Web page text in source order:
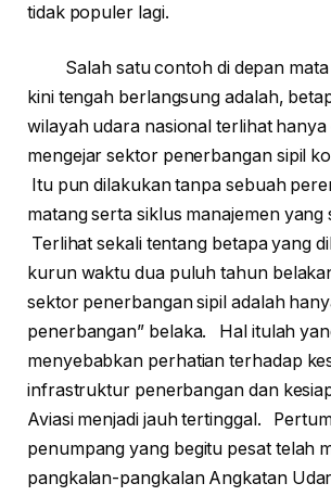
tidak populer lagi.
Salah satu contoh di depan mata
kini tengah berlangsung adalah,
wilayah udara nasional terlihat
mengejar sektor penerbangan sipil
Itu pun dilakukan tanpa sebuah
matang serta siklus manajemen yang
Terlihat sekali tentang betapa yang
kurun waktu dua puluh tahun
sektor penerbangan sipil adalah
penerbangan” belaka. Hal itulah
menyebabkan perhatian terhadap
infrastruktur penerbangan dan
Aviasi menjadi jauh tertinggal.
penumpang yang begitu pesat telah
pangkalan-pangkalan Angkatan